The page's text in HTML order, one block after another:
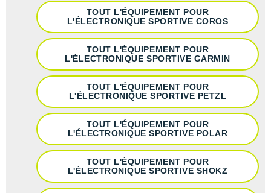
TOUT L'ÉQUIPEMENT POUR
L'ÉLECTRONIQUE SPORTIVE COROS
TOUT L'ÉQUIPEMENT POUR
L'ÉLECTRONIQUE SPORTIVE GARMIN
TOUT L'ÉQUIPEMENT POUR
L'ÉLECTRONIQUE SPORTIVE PETZL
TOUT L'ÉQUIPEMENT POUR
L'ÉLECTRONIQUE SPORTIVE POLAR
TOUT L'ÉQUIPEMENT POUR
L'ÉLECTRONIQUE SPORTIVE SHOKZ